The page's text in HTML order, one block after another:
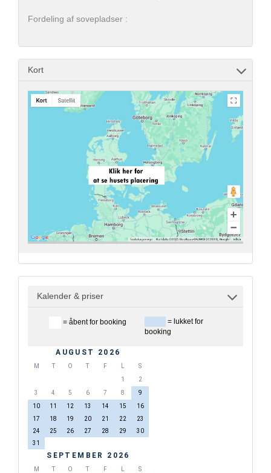
Fordeling af sovepladser :
Kort
Kalender & priser
= åbent for booking
= lukket for
booking
AUGUST 2026
M T O T F
S
1
2
3
4 5 6 7 8
9
10
11 12 13 14 15
16
17
18 19 20 21 22
23
24
25 26 27 28 29
30
31
SEPTEMBER 2026
M T O T F
S